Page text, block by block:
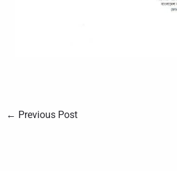
← Previous Post